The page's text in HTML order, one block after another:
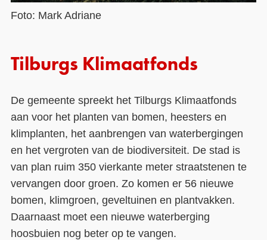
Foto: Mark Adriane
Tilburgs Klimaatfonds
De gemeente spreekt het Tilburgs Klimaatfonds
aan voor het planten van bomen, heesters en
klimplanten, het aanbrengen van waterbergingen
en het vergroten van de biodiversiteit. De stad is
van plan ruim 350 vierkante meter straatstenen te
vervangen door groen. Zo komen er 56 nieuwe
bomen, klimgroen, geveltuinen en plantvakken.
Daarnaast moet een nieuwe waterberging
hoosbuien nog beter op te vangen.